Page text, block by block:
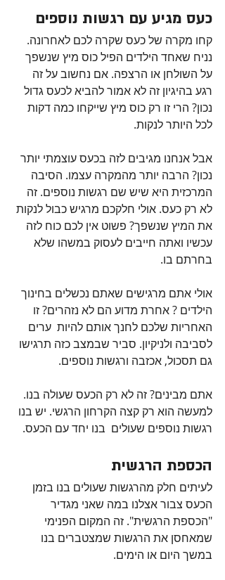
כעס מגיע עם רגשות נוספים
קחו מקרה של כעס שקרה לכם לאחרונה.
נניח שאחד הילדים הפיל כוס מיץ שנשפך
על השולחן או הרצפה. אם נחשוב על זה
רגע בהיגיון זה לא אמור להביא לכעס גדול
נכון? הרי זו רק כוס מיץ שייקחו כמה דקות
לכל היותר לנקות.
אבל אנחנו מגיבים לזה בכעס עוצמתי יותר
נכון? הרבה יותר מהמקרה עצמו. הסיבה
המרכזית היא שיש שם רגשות נוספים. זה
לא רק כעס. אולי חלקכם מרגיש כבול לנקות
את המיץ שנשפך? פשוט אין לכם כוח לזה
עכשיו ואתה חייבים לעסוק במשהו שלא
בחרתם בו.
אולי אתם מרגישים שאתם נכשלים בחינוך
הילדים ? אחרת מדוע הם לא נזהרים? זו
האחריות שלכם לחנך אותם להיות  ערים
לסביבה ולניקיון. סביר שבמצב כזה תרגישו
גם תסכול, אכזבה ורגשות נוספים.
אתם מבינים? זה לא רק הכעס שעולה בנו.
למעשה הוא רק קצה הקרחון הרגשי. יש בנו
רגשות נוספים שעולים  בנו יחד עם הכעס.
הכספת הרגשית
לעיתים חלק מהרגשות שעולים בנו בזמן
הכעס צבור אצלנו במה שאני מגדיר
"הכספת הרגשית". זה המקום הפנימי
שמאחסן את הרגשות שמצטברים בנו
במשך היום או הימים.